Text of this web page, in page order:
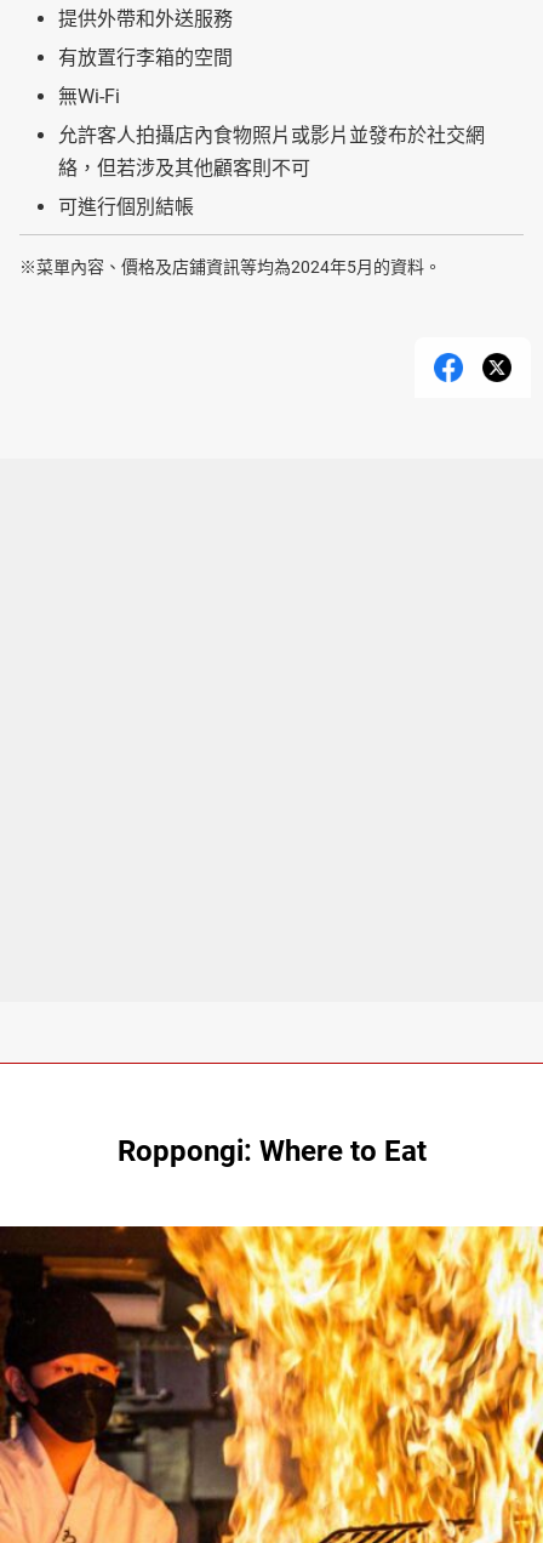
提供外帶和外送服務
有放置行李箱的空間
無Wi-Fi
允許客人拍攝店內食物照片或影片並發布於社交網
絡，但若涉及其他顧客則不可
可進行個別結帳
※菜單內容、價格及店鋪資訊等均為2024年5月的資料。
Roppongi: Where to Eat